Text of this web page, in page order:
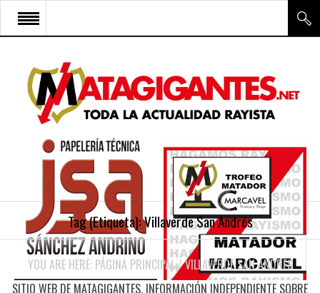
SITIO WEB DE MATAGIGANTES. INFORMACIÓN INDEPENDIENTE SOBRE
INICIO
RAYO VALLECANO
CANTERA Y ESCUELA FRV
RAYO FÉMINAS
MULTIMEDIA
FIRMAS
CONTACTO
Tag (Etiqueta):Villaverde San Andrés
YOU ARE HERE: PÁGINA PRINCIPAL/VILLAVERDE SAN ANDRÉS